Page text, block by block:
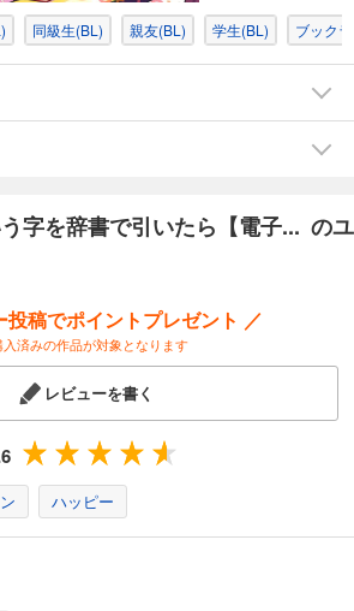
同級生(BL) 親友(BL) 学生(BL) ブック
う字を辞書で引いたら【電子... のユ
投稿でポイントプレゼント ／
入済みの作品が対象となります
レビューを書く
ハッピー